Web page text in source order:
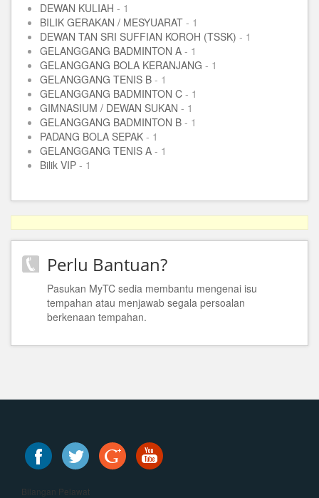
DEWAN KULIAH - 1
BILIK GERAKAN / MESYUARAT - 1
DEWAN TAN SRI SUFFIAN KOROH (TSSK) - 1
GELANGGANG BADMINTON A - 1
GELANGGANG BOLA KERANJANG - 1
GELANGGANG TENIS B - 1
GELANGGANG BADMINTON C - 1
GIMNASIUM / DEWAN SUKAN - 1
GELANGGANG BADMINTON B - 1
PADANG BOLA SEPAK - 1
GELANGGANG TENIS A - 1
Bilik VIP - 1
Perlu Bantuan?
Pasukan MyTC sedia membantu mengenai isu
tempahan atau menjawab segala persoalan
berkenaan tempahan.
Bilangan Pelawat